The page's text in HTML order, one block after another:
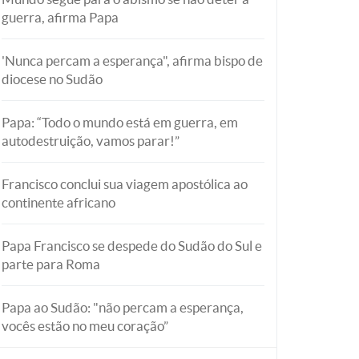
guerra, afirma Papa
'Nunca percam a esperança", afirma bispo de
diocese no Sudão
Papa: “Todo o mundo está em guerra, em
autodestruição, vamos parar!”
Francisco conclui sua viagem apostólica ao
continente africano
Papa Francisco se despede do Sudão do Sul e
parte para Roma
Papa ao Sudão: "não percam a esperança,
vocês estão no meu coração”